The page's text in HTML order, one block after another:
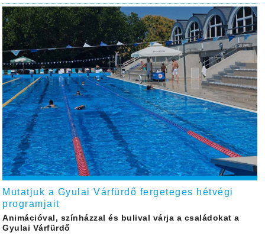
Mutatjuk a Gyulai Várfürdő fergeteges hétvégi
programjait
Animációval, színházzal és bulival várja a családokat a
Gyulai Várfürdő